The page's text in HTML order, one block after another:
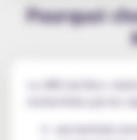
Pourquoi
La JNR Lila Kiss+
recherchées par les
une batterie